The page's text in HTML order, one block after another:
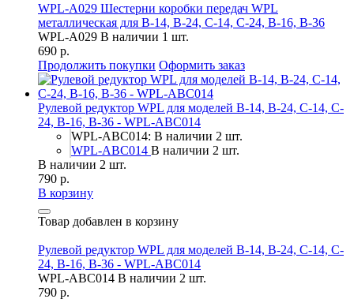
WPL-A029 Шестерни коробки передач WPL
металлическая для B-14, B-24, C-14, C-24, B-16, B-36
WPL-A029 В наличии 1 шт.
690 р.
Продолжить покупки Оформить заказ
Рулевой редуктор WPL для моделей B-14, B-24, C-14, C-
24, B-16, B-36 - WPL-ABC014
WPL-ABC014: В наличии 2 шт.
WPL-ABC014 В наличии 2 шт.
В наличии 2 шт.
790 р.
В корзину
Товар добавлен в корзину
Рулевой редуктор WPL для моделей B-14, B-24, C-14, C-
24, B-16, B-36 - WPL-ABC014
WPL-ABC014 В наличии 2 шт.
790 р.